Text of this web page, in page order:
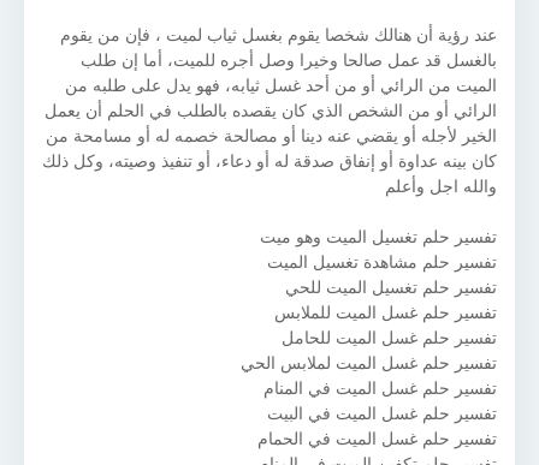
عند رؤية أن هنالك شخصا يقوم بغسل ثياب لميت ، فإن من يقوم
بالغسل قد عمل صالحا وخيرا وصل أجره للميت، أما إن طلب
الميت من الرائي أو من أحد غسل ثيابه، فهو يدل على طلبه من
الرائي أو من الشخص الذي كان يقصده بالطلب في الحلم أن يعمل
الخير لأجله أو يقضي عنه دينا أو مصالحة خصمه له أو مسامحة من
كان بينه عداوة أو إنفاق صدقة له أو دعاء، أو تنفيذ وصيته، وكل ذلك
والله اجل وأعلم
تفسير حلم تغسيل الميت وهو ميت
تفسير حلم مشاهدة تغسيل الميت
تفسير حلم تغسيل الميت للحي
تفسير حلم غسل الميت للملابس
تفسير حلم غسل الميت للحامل
تفسير حلم غسل الميت لملابس الحي
تفسير حلم غسل الميت في المنام
تفسير حلم غسل الميت في البيت
تفسير حلم غسل الميت في الحمام